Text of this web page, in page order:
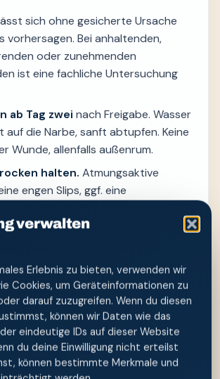
verwalten
Erlebnis zu bieten, verwenden wir
Cookies, um Geräteinformationen zu
darauf zuzugreifen. Wenn du diesen
können wir Daten wie das
eindeutige IDs auf dieser Website
du deine Einwilligung nicht erteilst
können bestimmte Merkmale und
sich ohne gesicherte Ursache
vorhersagen. Bei anhaltenden,
oder zunehmenden
ist eine fachliche Untersuchung
ab Tag zwei nach Freigabe. Wasser
auf die Narbe, sanft abtupfen. Keine
Wunde, allenfalls außenrum.
halten. Atmungsaktive
engen Slips, ggf. eine
gut.
gefaltetem Handtuch leicht auf die
— das tut deutlich weniger weh.
Nichts schwerer als dein
ersten sechs Wochen. Beim
die Seite rollen.
bleibt sanft.Auch ohne